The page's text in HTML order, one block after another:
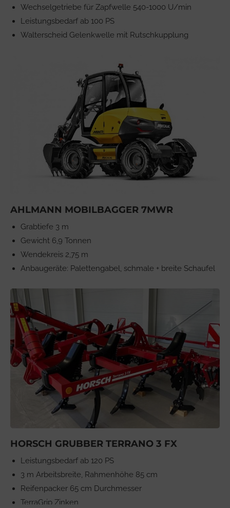
Wechselgetriebe für Zapfwelle 540-1000 U/min
Leistungsbedarf ab 100 PS
Walterscheid Gelenkwelle mit Rutschkupplung
AHLMANN MOBILBAGGER 7MWR
Grabtiefe 3 m
Gewicht 6,9 Tonnen
Wendekreis 2,75 m
Anbaugeräte: Palettengabel, schmale + breite Schaufel
HORSCH GRUBBER TERRANO 3 FX
Leistungsbedarf ab 120 PS
3 m Arbeitsbreite, Rahmenhöhe 85 cm
Reifenpacker 65 cm Durchmesser
TerraGrip Zinken